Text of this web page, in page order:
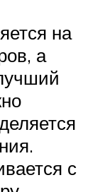
на
а
с